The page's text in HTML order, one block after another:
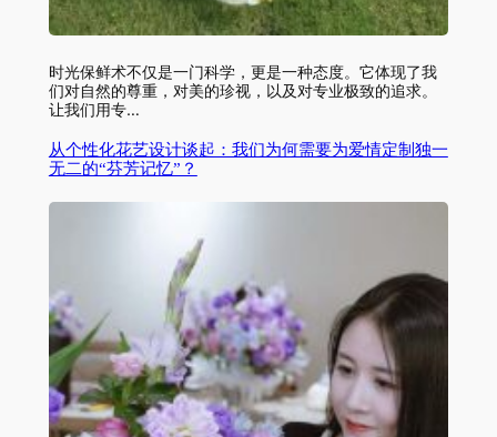
时光保鲜术不仅是一门科学，更是一种态度。它体现了我
们对自然的尊重，对美的珍视，以及对专业极致的追求。
让我们用专…
从个性化花艺设计谈起：我们为何需要为爱情定制独一
无二的“芬芳记忆”？